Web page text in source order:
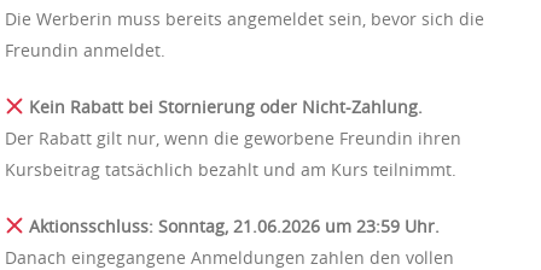
Die Werberin muss bereits angemeldet sein, bevor sich die
Freundin anmeldet.
Kein Rabatt bei Stornierung oder Nicht-Zahlung.
Der Rabatt gilt nur, wenn die geworbene Freundin ihren
Kursbeitrag tatsächlich bezahlt und am Kurs teilnimmt.
Aktionsschluss: Sonntag, 21.06.2026 um 23:59 Uhr.
Danach eingegangene Anmeldungen zahlen den vollen